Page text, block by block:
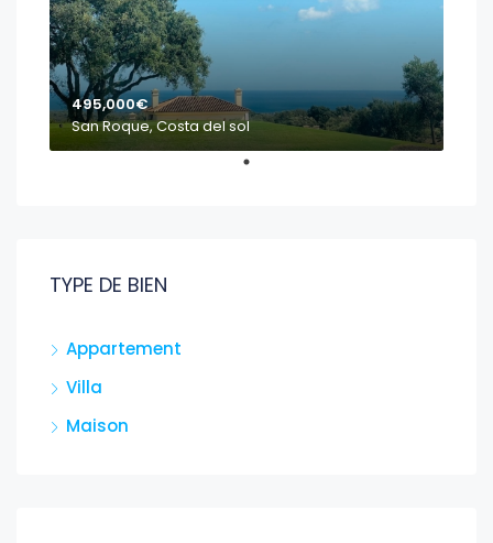
495,000€
San Roque, Costa del sol
TYPE DE BIEN
Appartement
Villa
Maison